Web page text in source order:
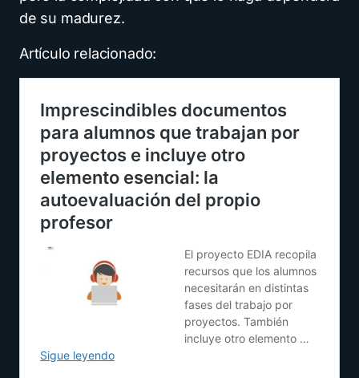
de su madurez.
Artículo relacionado: